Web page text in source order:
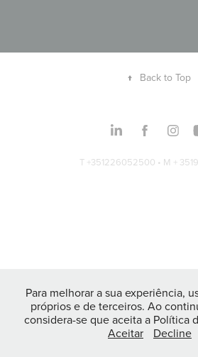
↑ Back to Top
T +351226052500 • M +
Para melhorar a sua experiência,
próprios e de terceiros. Ao
considera-se que aceita a Política
Aceitar
Decline